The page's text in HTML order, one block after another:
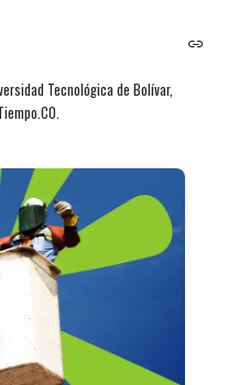
Tecnológica de Bolívar,